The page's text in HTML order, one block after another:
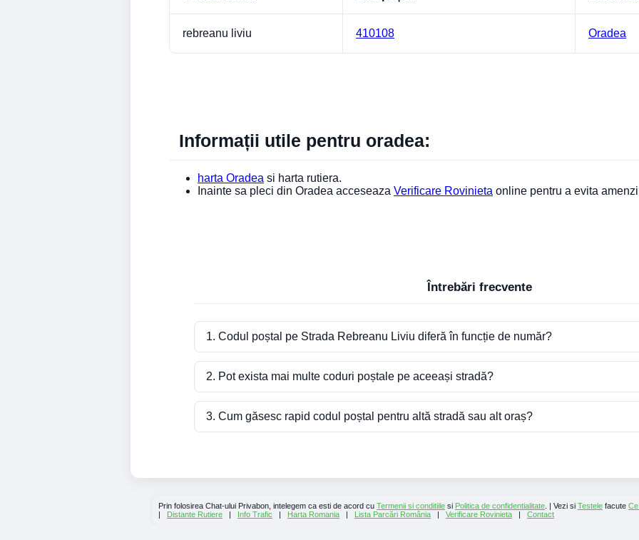
rebreanu liviu 410108 Oradea
Informații utile pentru oradea:
harta Oradea si harta rutiera.
Inainte sa pleci din Oradea acceseaza Verificare Rovinieta online pentru a evita
Întrebări frecvente
1. Codul poștal pe Strada Rebreanu Liviu diferă în funcție de număr?
2. Pot exista mai multe coduri poștale pe aceeași stradă?
3. Cum găsesc rapid codul poștal pentru altă stradă sau alt oraș?
Prin folosirea Chat-ului Privabon, intelegem ca esti de acord cu Termenii si conditiile si Politica de confidentialitate . | Vezi si Testele facute
| Distante Rutiere | Info Trafic | Harta Romania | Lista Parcări România | Verificare Rovinieta | Contact